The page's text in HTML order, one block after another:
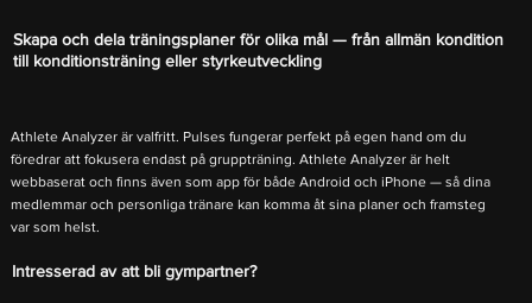
Skapa och dela träningsplaner för olika mål — från allmän kondition
till konditionsträning eller styrkeutveckling
Athlete Analyzer är valfritt. Pulses fungerar perfekt på egen hand om du
föredrar att fokusera endast på gruppträning. Athlete Analyzer är helt
webbaserat och finns även som app för både Android och iPhone — så dina
medlemmar och personliga tränare kan komma åt sina planer och framsteg
var som helst.
Intresserad av att bli gympartner?